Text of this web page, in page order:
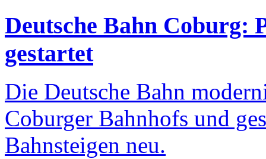
Deutsche Bahn Coburg:
gestartet
Die Deutsche Bahn
Coburger Bahnhofs und
Bahnsteigen neu.